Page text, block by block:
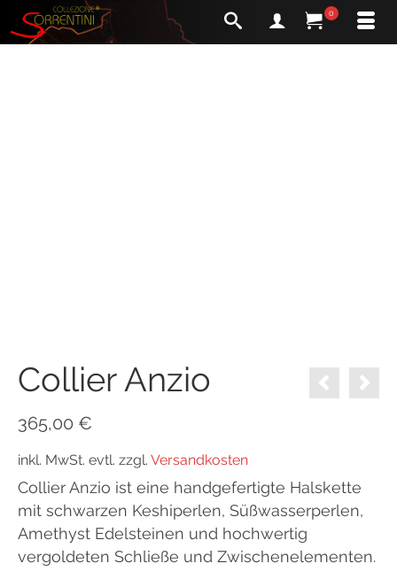
0
Collier Anzio
365,00 €
inkl. MwSt. evtl. zzgl. Versandkosten
Collier Anzio ist eine handgefertigte Halskette
mit schwarzen Keshiperlen, Süßwasserperlen,
Amethyst Edelsteinen und hochwertig
vergoldeten Schließe und Zwischenelementen.